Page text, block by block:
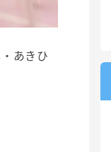
あきひ